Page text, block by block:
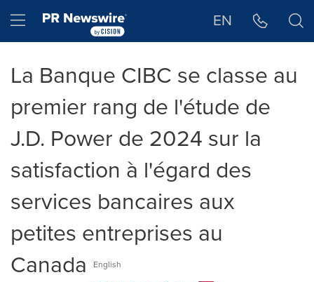
Hamburger menu EN
La Banque CIBC se classe au
premier rang de l'étude de
J.D. Power de 2024 sur la
satisfaction à l'égard des
services bancaires aux
petites entreprises au
Canada
English